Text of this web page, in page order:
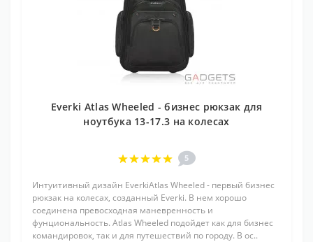
Everki Atlas Wheeled - бизнес рюкзак для
ноутбука 13-17.3 на колесах
5
Интуитивный дизайн EverkiAtlas Wheeled - первый бизнес
рюкзак на колесах, созданный Everki. В нем хорошо
соединена превосходная маневренность и
фунциональность. Atlas Wheeled подойдет как для бизнес
командировок, так и для путешествий по городу. В ос..